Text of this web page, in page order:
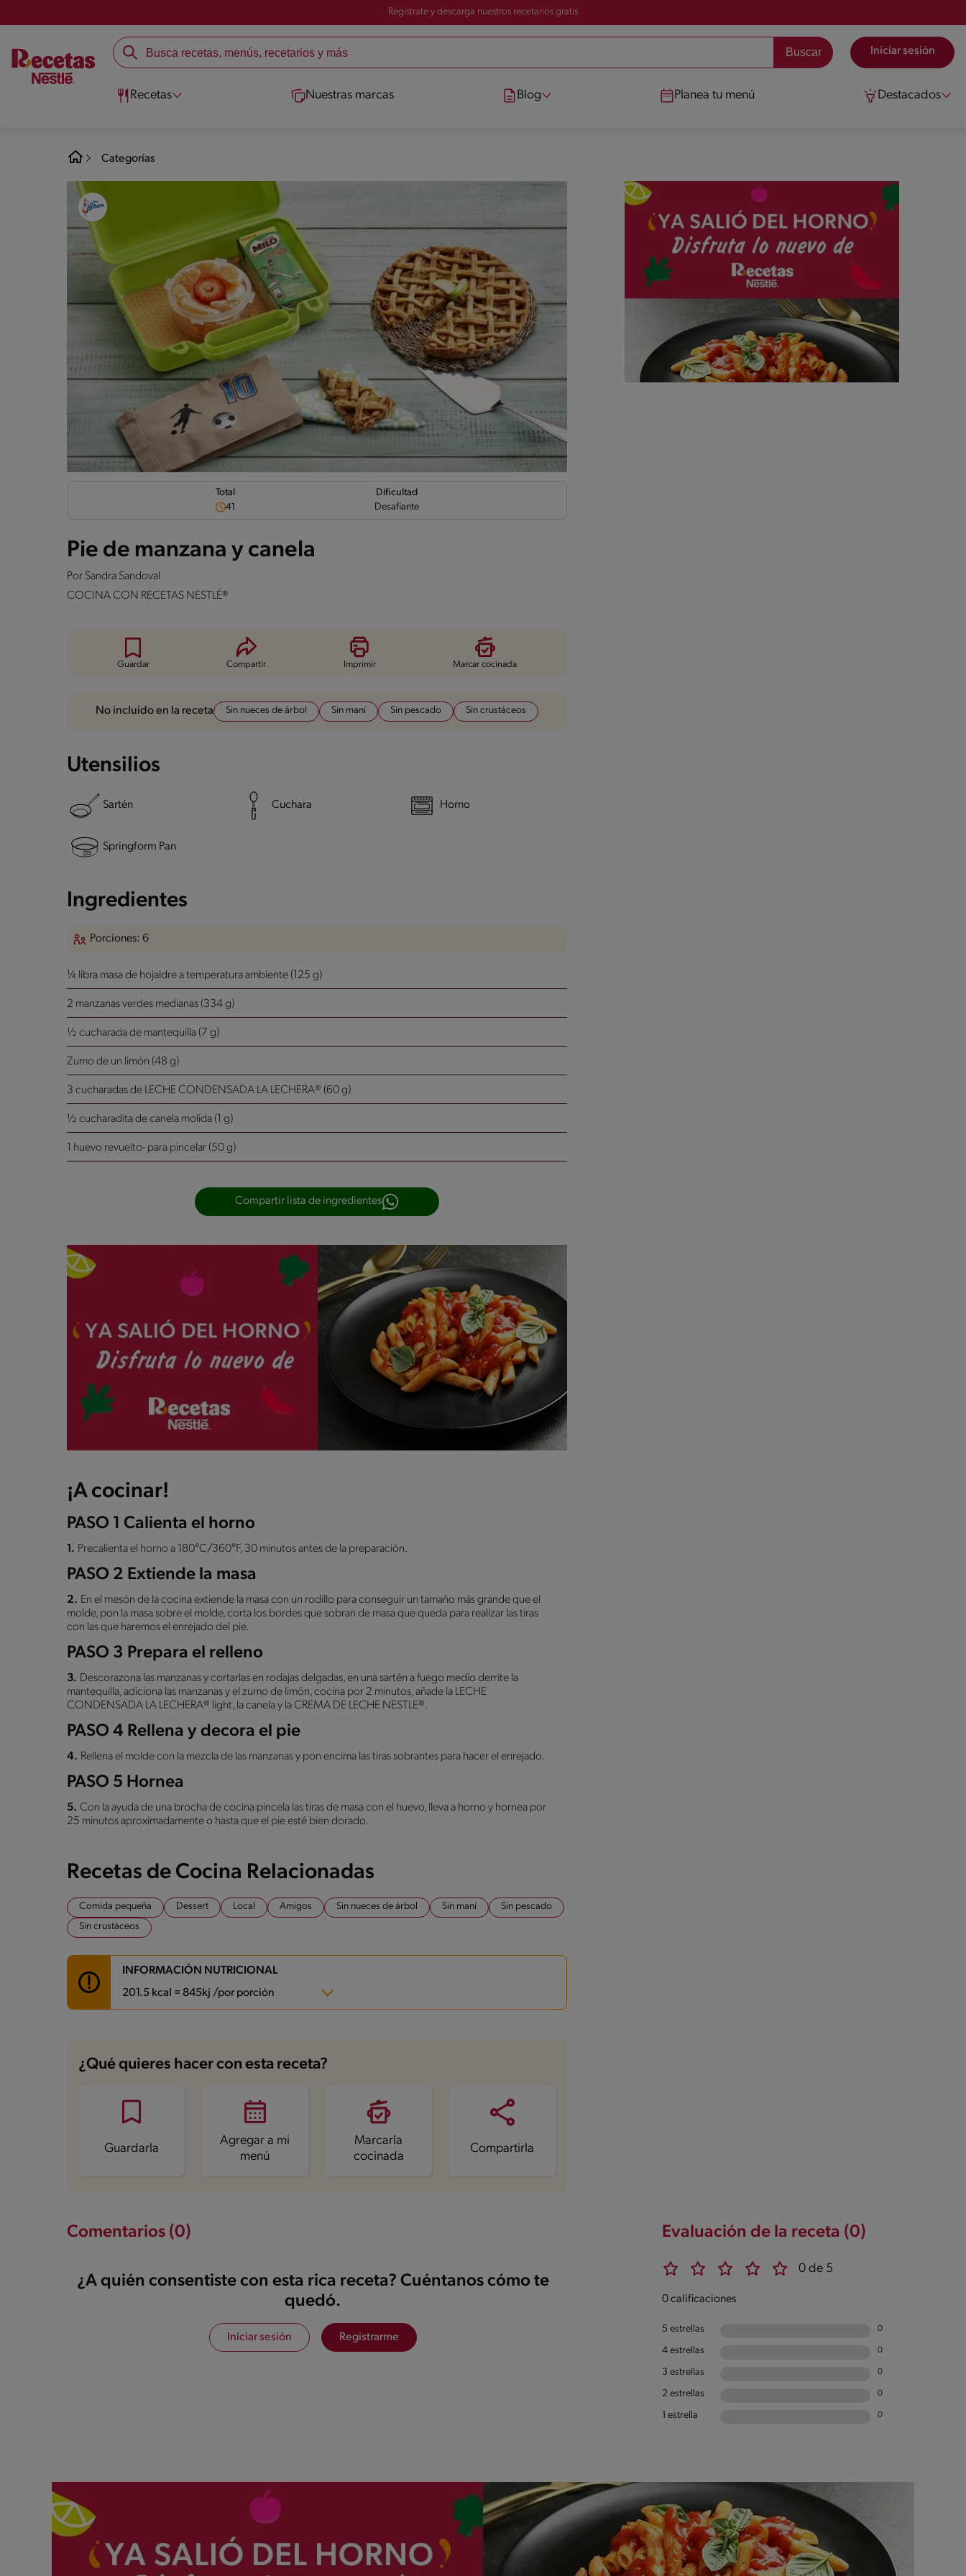
Registrate y descarga nuestros recetarios gratis
Iniciar sesión
Recetas Nuestras marcas Blog Planea tu menú Destacados
Categorías
Total
41
Dificultad
Desafiante
Pie de manzana y canela
Por Sandra Sandoval
COCINA CON RECETAS NESTLÉ®
Guardar Compartir Imprimir Marcar cocinada
No incluido en la receta Sin nueces de árbol Sin maní Sin pescado Sin crustáceos
Utensilios
Sartén Cuchara Horno
Springform Pan
Ingredientes
Porciones: 6
¼ libra masa de hojaldre a temperatura ambiente (125 g)
2 manzanas verdes medianas (334 g)
½ cucharada de mantequilla (7 g)
Zumo de un limón (48 g)
3 cucharadas de LECHE CONDENSADA LA LECHERA® (60 g)
½ cucharadita de canela molida (1 g)
1 huevo revuelto- para pincelar (50 g)
Compartir lista de ingredientes
¡A cocinar!
PASO 1 Calienta el horno
1. Precalienta el horno a 180°C/360°F, 30 minutos antes de la preparación.
PASO 2 Extiende la masa
2. En el mesón de la cocina extiende la masa con un rodillo para conseguir un tamaño más grande que el
molde, pon la masa sobre el molde, corta los bordes que sobran de masa que queda para realizar las tiras
con las que haremos el enrejado del pie.
PASO 3 Prepara el relleno
3. Descorazona las manzanas y cortarlas en rodajas delgadas, en una sartén a fuego medio derrite la
mantequilla, adiciona las manzanas y el zumo de limón, cocina por 2 minutos, añade la LECHE
CONDENSADA LA LECHERA® light, la canela y la CREMA DE LECHE NESTLE®.
PASO 4 Rellena y decora el pie
4. Rellena el molde con la mezcla de las manzanas y pon encima las tiras sobrantes para hacer el enrejado.
PASO 5 Hornea
5. Con la ayuda de una brocha de cocina pincela las tiras de masa con el huevo, lleva a horno y hornea por
25 minutos aproximadamente o hasta que el pie esté bien dorado.
Recetas de Cocina Relacionadas
Comida pequeña Dessert Local Amigos Sin nueces de árbol Sin maní
Sin pescado
Sin crustáceos
INFORMACIÓN NUTRICIONAL
201.5 kcal = 845kj /por porción
Energía
201.5 kcal
Grasas 10.5 g
Sodio
¿Qué quieres hacer con esta receta?
Guardarla
Agregar a mi
menú
Marcarla
cocinada
Compartirla
Evaluación de la receta (0)
0 de 5
0 calificaciones
5 estrellas 0
4 estrellas 0
3 estrellas 0
2 estrellas 0
1 estrella 0
Comentarios (0)
¿A quién consentiste con esta rica receta? Cuéntanos cómo te
quedó.
Iniciar sesión Registrarme